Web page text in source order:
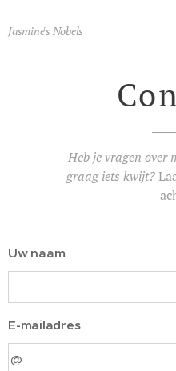
Jasmine's Nobels
Heb je vragen over
graag iets kwijt?
Uw naam
E-mailadres